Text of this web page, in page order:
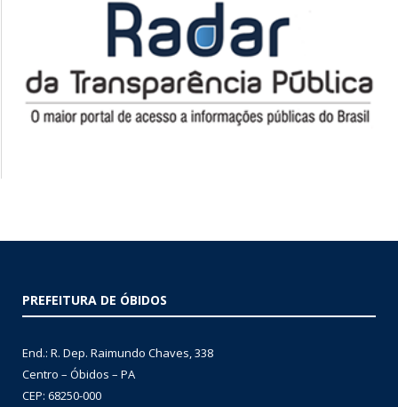
PREFEITURA DE ÓBIDOS
End.: R. Dep. Raimundo Chaves, 338
Centro – Óbidos – PA
CEP: 68250-000